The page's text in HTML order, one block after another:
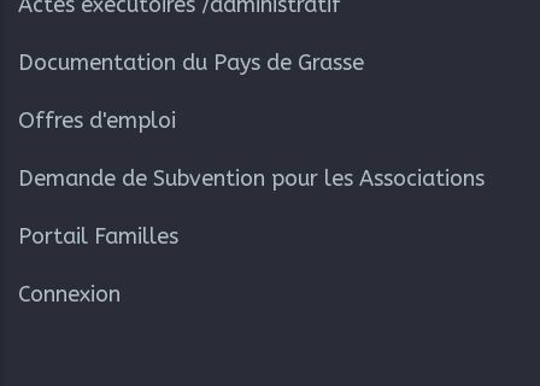
Documentation du Pays de Grasse
Offres d'emploi
Demande de Subvention pour les Associations
Portail Familles
Connexion